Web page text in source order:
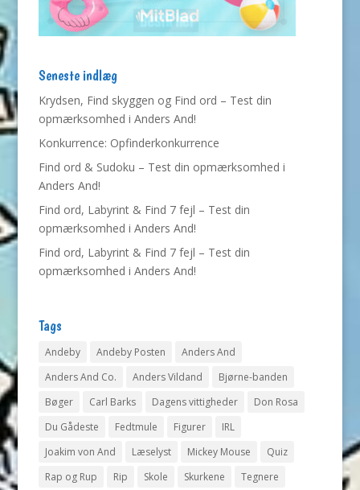
Seneste indlæg
Krydsen, Find skyggen og Find ord – Test din
opmærksomhed i Anders And!
Konkurrence: Opfinderkonkurrence
Find ord & Sudoku – Test din opmærksomhed i
Anders And!
Find ord, Labyrint & Find 7 fejl – Test din
opmærksomhed i Anders And!
Find ord, Labyrint & Find 7 fejl – Test din
opmærksomhed i Anders And!
Tags
Andeby Andeby Posten
Anders And
Anders And Co.
Anders Vildand
Bjørne-banden
Bøger
Carl Barks Dagens vittigheder
Don Rosa
Du Gådeste
Fedtmule Figurer
IRL
Joakim von And
Læselyst Mickey Mouse
Quiz
Rap og Rup
Rip Skole Skurkene
Tegnere